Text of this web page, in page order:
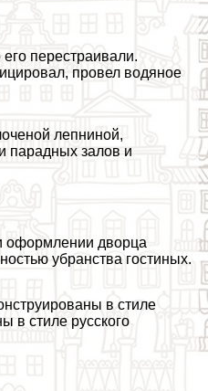
перестраивали.
провел водяное
лепниной,
парадных залов и
оформлении дворца
убранства гостиных.
в стиле
в стиле русского